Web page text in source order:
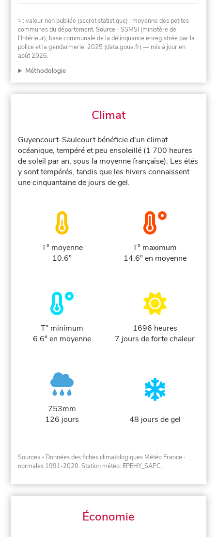
≈ : valeur non publiée (secret statistique) : moyenne des petites
communes du département.Source - SSMSI (ministère de
l'Intérieur), base communale de la délinquance enregistrée par la
police et la gendarmerie, 2025 (data.gouv.fr) — mis à jour en
août 2026.
Méthodologie
Climat
Guyencourt-Saulcourt bénéficie d'un climat
océanique, tempéré et peu ensoleillé (1 700 heures
de soleil par an, sous la moyenne française). Les étés
y sont tempérés, tandis que les hivers connaissent
une cinquantaine de jours de gel.
T° moyenne
10.6°
T° maximum
14.6° en moyenne
T° minimum
6.6° en moyenne
1696 heures
7 jours de forte chaleur
753mm
126 jours
48 jours de gel
Sources - Données des fiches climatologiques Météo France ·
normales 1991-2020. Station météo: EPEHY_SAPC.
Économie